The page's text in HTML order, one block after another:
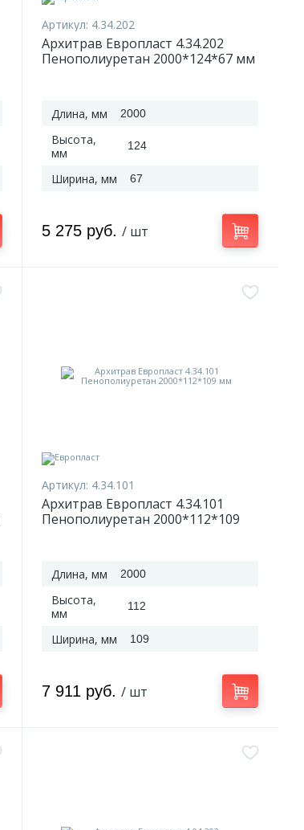
Артикул: 4.34.202
Архитрав Европласт 4.34.202
Пенополиуретан 2000*124*67 мм
Длина, мм 2000
Высота,
мм
124
Ширина, мм 67
5 275 руб./ шт
Артикул: 4.34.101
Архитрав Европласт 4.34.101
Пенополиуретан 2000*112*109
Длина, мм 2000
Высота,
мм
112
Ширина, мм 109
7 911 руб./ шт